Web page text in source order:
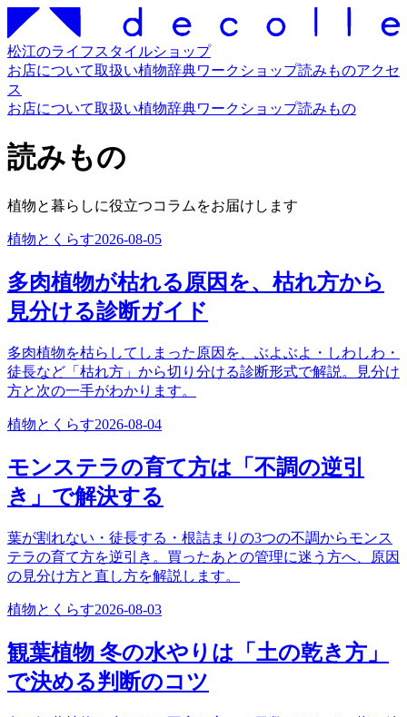
松江のライフスタイルショップ
お店について取扱い植物辞典ワークショップ読みものアクセ
ス
お店について取扱い植物辞典ワークショップ読みもの
読みもの
植物と暮らしに役立つコラムをお届けします
植物とくらす2026-08-05
多肉植物が枯れる原因を、枯れ方から
見分ける診断ガイド
多肉植物を枯らしてしまった原因を、ぶよぶよ・しわしわ・
徒長など「枯れ方」から切り分ける診断形式で解説。見分け
方と次の一手がわかります。
植物とくらす2026-08-04
モンステラの育て方は「不調の逆引
き」で解決する
葉が割れない・徒長する・根詰まりの3つの不調からモンス
テラの育て方を逆引き。買ったあとの管理に迷う方へ、原因
の見分け方と直し方を解説します。
植物とくらす2026-08-03
観葉植物 冬の水やりは「土の乾き方」
で決める判断のコツ